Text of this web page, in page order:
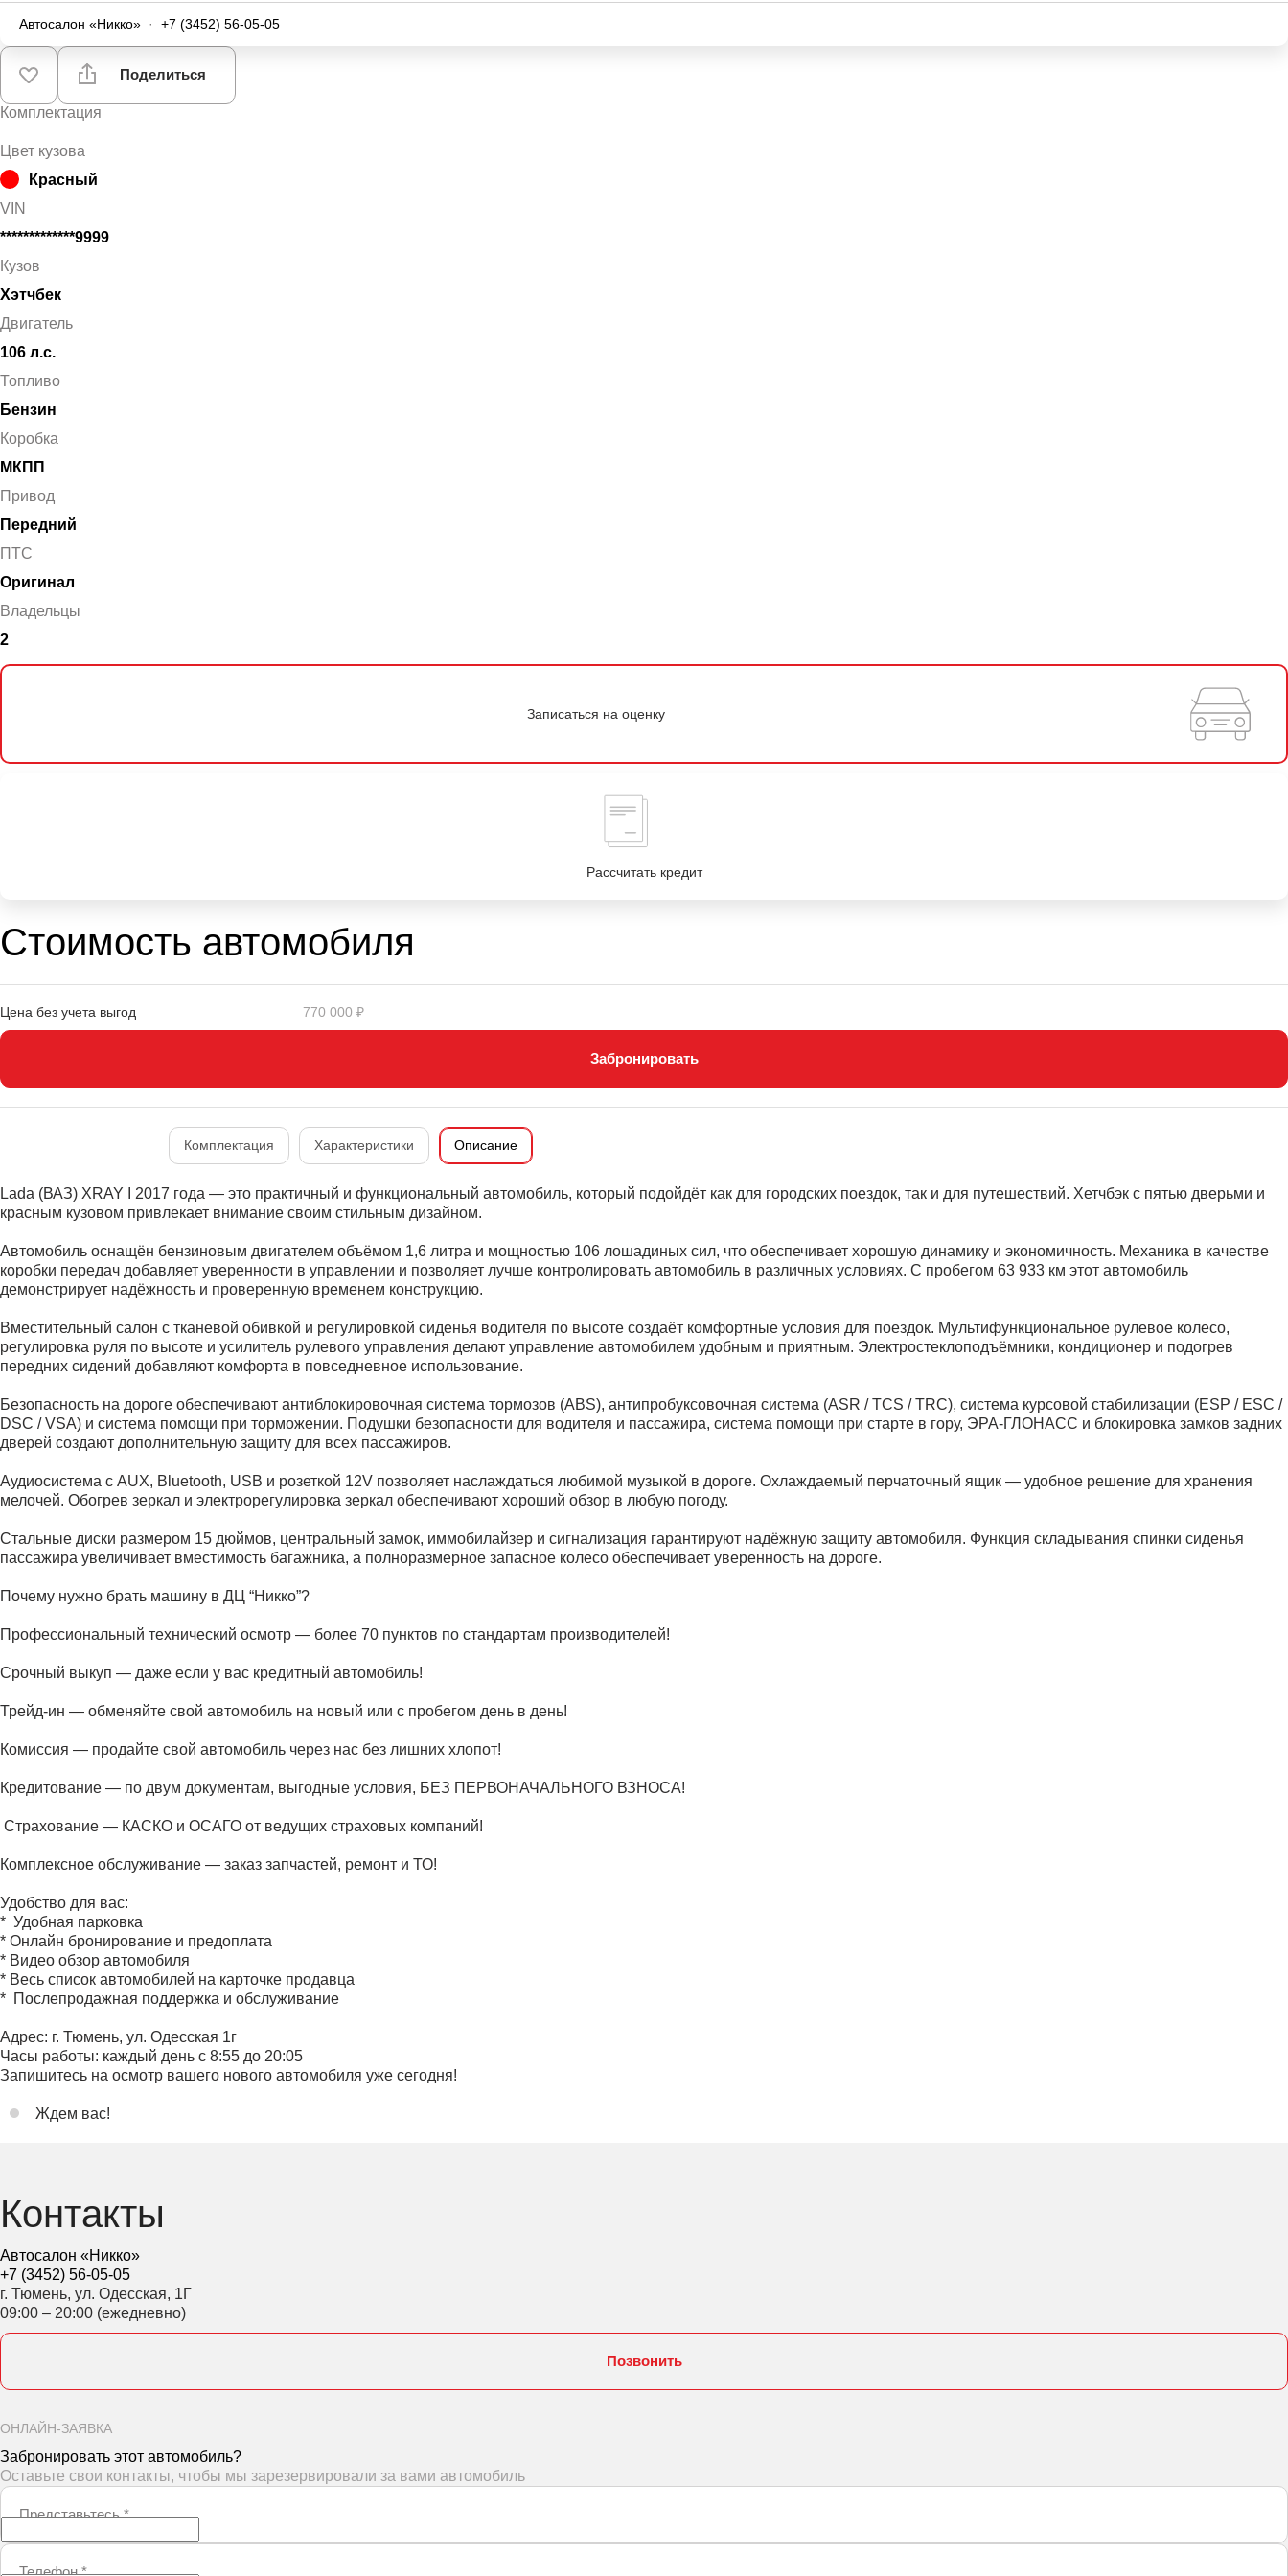
Автосалон «Никко» · +7 (3452) 56-05-05
Поделиться
Комплектация
Цвет кузова
Красный
VIN
*************9999
Кузов
Хэтчбек
Двигатель
106 л.с.
Топливо
Бензин
Коробка
МКПП
Привод
Передний
ПТС
Оригинал
Владельцы
2
Записаться на оценку
Рассчитать кредит
Стоимость автомобиля
Цена без учета выгод 770 000 ₽
Забронировать
Комплектация Характеристики Описание
Lada (ВАЗ) XRAY I 2017 года — это практичный и функциональный автомобиль, который подойдёт как для городских поездок, так и для путешествий. Хетчбэк с пятью дверьми и
красным кузовом привлекает внимание своим стильным дизайном.
Автомобиль оснащён бензиновым двигателем объёмом 1,6 литра и мощностью 106 лошадиных сил, что обеспечивает хорошую динамику и экономичность. Механика в качестве
коробки передач добавляет уверенности в управлении и позволяет лучше контролировать автомобиль в различных условиях. С пробегом 63 933 км этот автомобиль
демонстрирует надёжность и проверенную временем конструкцию.
Вместительный салон с тканевой обивкой и регулировкой сиденья водителя по высоте создаёт комфортные условия для поездок. Мультифункциональное рулевое колесо,
регулировка руля по высоте и усилитель рулевого управления делают управление автомобилем удобным и приятным. Электростеклоподъёмники, кондиционер и подогрев
передних сидений добавляют комфорта в повседневное использование.
Безопасность на дороге обеспечивают антиблокировочная система тормозов (ABS), антипробуксовочная система (ASR / TCS / TRC), система курсовой стабилизации (ESP / ESC /
DSC / VSA) и система помощи при торможении. Подушки безопасности для водителя и пассажира, система помощи при старте в гору, ЭРА-ГЛОНАСС и блокировка замков задних
дверей создают дополнительную защиту для всех пассажиров.
Аудиосистема с AUX, Bluetooth, USB и розеткой 12V позволяет наслаждаться любимой музыкой в дороге. Охлаждаемый перчаточный ящик — удобное решение для хранения
мелочей. Обогрев зеркал и электрорегулировка зеркал обеспечивают хороший обзор в любую погоду.
Стальные диски размером 15 дюймов, центральный замок, иммобилайзер и сигнализация гарантируют надёжную защиту автомобиля. Функция складывания спинки сиденья
пассажира увеличивает вместимость багажника, а полноразмерное запасное колесо обеспечивает уверенность на дороге.
Почему нужно брать машину в ДЦ “Никко”?
Профессиональный технический осмотр — более 70 пунктов по стандартам производителей!
Срочный выкуп — даже если у вас кредитный автомобиль!
Трейд-ин — обменяйте свой автомобиль на новый или с пробегом день в день!
Комиссия — продайте свой автомобиль через нас без лишних хлопот!
Кредитование — по двум документам, выгодные условия, БЕЗ ПЕРВОНАЧАЛЬНОГО ВЗНОСА!
️ Страхование — КАСКО и ОСАГО от ведущих страховых компаний!
Комплексное обслуживание — заказ запчастей, ремонт и ТО!
Удобство для вас:
* ️ Удобная парковка
* Онлайн бронирование и предоплата
* Видео обзор автомобиля
* Весь список автомобилей на карточке продавца
* ️ Послепродажная поддержка и обслуживание
Адрес: г. Тюмень, ул. Одесская 1г
Часы работы: каждый день с 8:55 до 20:05
Запишитесь на осмотр вашего нового автомобиля уже сегодня!
Ждем вас!
Контакты
Автосалон «Никко»
+7 (3452) 56-05-05
г. Тюмень, ул. Одесская, 1Г
09:00 – 20:00 (ежедневно)
Позвонить
ОНЛАЙН-ЗАЯВКА
Забронировать этот автомобиль?
Оставьте свои контакты, чтобы мы зарезервировали за вами автомобиль
Представьтесь*
Телефон*